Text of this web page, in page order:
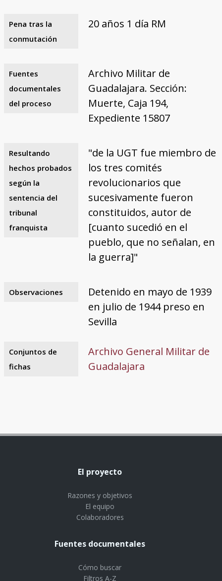
Pena tras la
conmutación
20 años 1 día RM
Fuentes
documentales
del proceso
Archivo Militar de
Guadalajara. Sección:
Muerte, Caja 194,
Expediente 15807
Resultando
hechos probados
según la
sentencia del
tribunal
franquista
"de la UGT fue miembro de
los tres comités
revolucionarios que
sucesivamente fueron
constituidos, autor de
[cuanto sucedió en el
pueblo, que no señalan, en
la guerra]"
Observaciones
Detenido en mayo de 1939
en julio de 1944 preso en
Sevilla
Conjuntos de
fichas
Archivo General Militar de
Guadalajara
El proyecto
Razones y objetivos
El equipo
Colaboradores
Fuentes documentales
Cómo buscar
Filtros A-Z